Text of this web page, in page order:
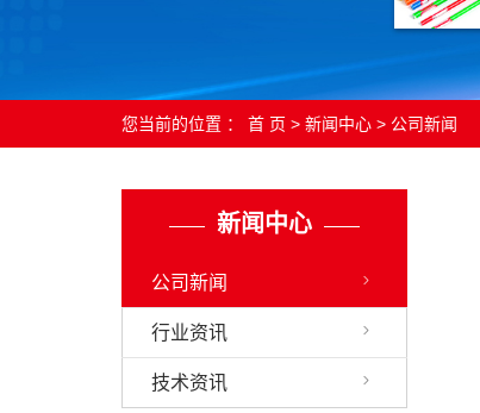
您当前的位置 ： 首 页 > 新闻中心 > 公司新闻
新闻中心
公司新闻
行业资讯
技术资讯